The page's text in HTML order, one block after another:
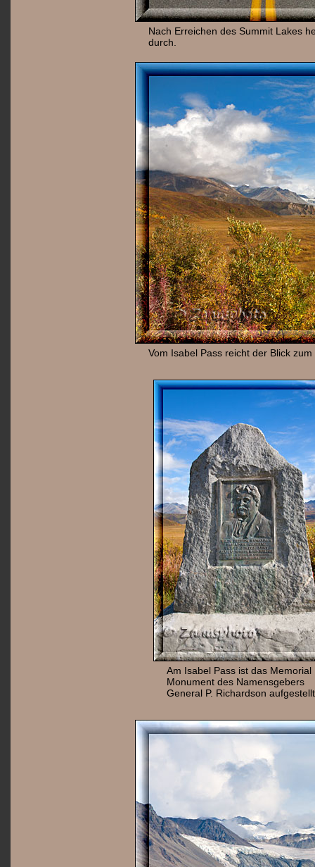
Nach Erreichen des Summit Lakes
durch.
Vom Isabel Pass reicht der Blick
Am Isabel Pass ist das Memorial
Monument des Namensgebers
General P. Richardson